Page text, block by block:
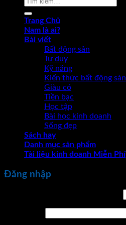
Trang Chủ
Nam là ai?
Bài viết
Bất động sản
Tư duy
Kỹ năng
Kiến thức bất động sản
Giàu có
Tiền bạc
Học tập
Bài học kinh doanh
Sống đẹp
Sách hay
Danh mục sản phẩm
Tài liệu kinh doanh Miễn Phí
Đăng nhập